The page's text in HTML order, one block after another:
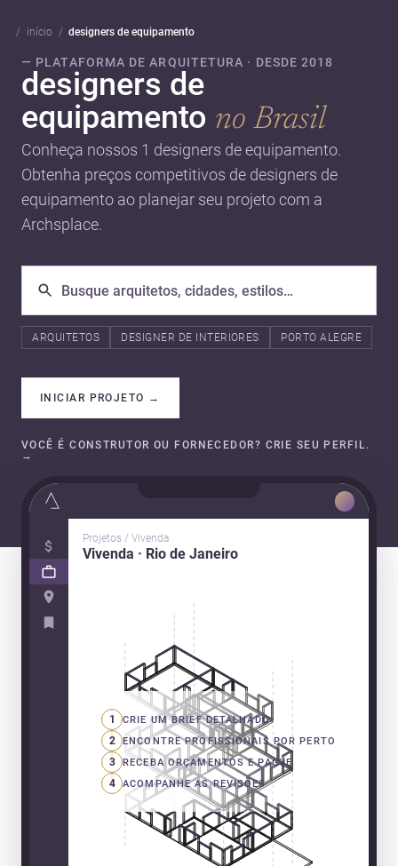
início designers de equipamento
— PLATAFORMA DE ARQUITETURA · DESDE 2018
designers de
equipamento no Brasil
Conheça nossos 1 designers de equipamento.
Obtenha preços competitivos de designers de
equipamento ao planejar seu projeto com a
Archsplace.
ARQUITETOS DESIGNER DE INTERIORES PORTO ALEGRE
INICIAR PROJETO →
VOCÊ É CONSTRUTOR OU FORNECEDOR? CRIE SEU PERFIL.
→
Projetos / Vivenda
Vivenda · Rio de Janeiro
1 CRIE UM BRIEF DETALHADO
2 ENCONTRE PROFISSIONAIS POR PERTO
3 RECEBA ORÇAMENTOS E PAGUE
4 ACOMPANHE AS REVISÕES